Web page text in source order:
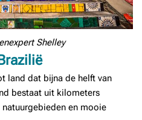
Shelley
land dat bijna de helft van
bestaat uit kilometers
en mooie